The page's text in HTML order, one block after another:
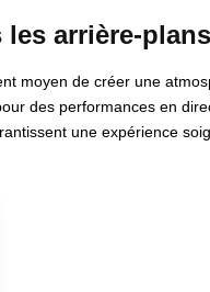
arrière-
moyen de créer une
des performances en
une expérience